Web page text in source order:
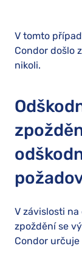
V tomto
Condor došlo
nikoli.
V závislosti
zpoždění se
Condor